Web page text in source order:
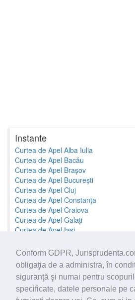
Conform GDPR,
obligaţia de a administra, în
siguranţă şi numai pentru
specificate, datele personale pe
Instante
Curtea de Apel Alba Iulia
Curtea de Apel Bacău
Curtea de Apel Brașov
Curtea de Apel București
Curtea de Apel Cluj
Curtea de Apel Constanța
Curtea de Apel Craiova
Curtea de Apel Galați
Curtea de Apel Iași
Toate instantele